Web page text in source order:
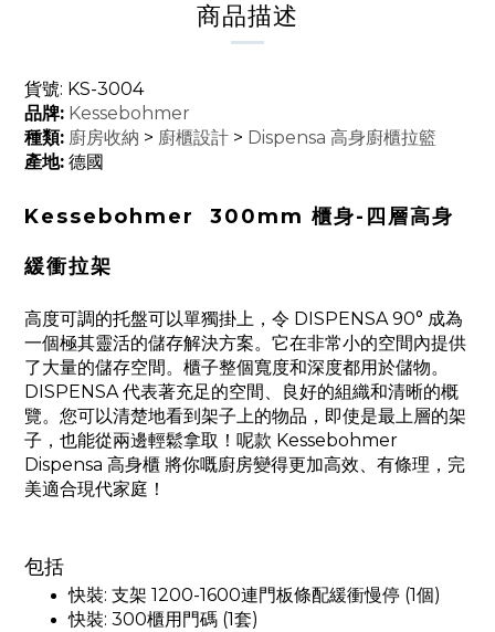
商品描述
貨號: KS-3004
品牌: Kessebohmer
種類: 廚房收納 > 廚櫃設計 > Dispensa 高身廚櫃拉籃
產地: 德國
Kessebohmer 300mm 櫃身-四層高身
緩衝拉架
高度可調的托盤可以單獨掛上，令 DISPENSA 90° 成為
一個極其靈活的儲存解決方案。它在非常小的空間內提供
了大量的儲存空間。櫃子整個寬度和深度都用於儲物。
DISPENSA 代表著充足的空間、良好的組織和清晰的概
覽。您可以清楚地看到架子上的物品，即使是最上層的架
子，也能從兩邊輕鬆拿取！ 呢款 Kessebohmer
Dispensa 高身櫃 將你嘅廚房變得更加高效、有條理，完
美適合現代家庭！
包括
快裝: 支架 1200-1600連門板條配緩衝慢停 (1個)
快裝: 300櫃用門碼 (1套)